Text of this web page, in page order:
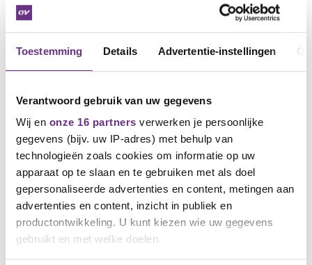
Toestemming Details Advertentie-instellingen
Verantwoord gebruik van uw gegevens
Wij en onze 16 partners verwerken je persoonlijke
gegevens (bijv. uw IP-adres) met behulp van
technologieën zoals cookies om informatie op uw
apparaat op te slaan en te gebruiken met als doel
gepersonaliseerde advertenties en content, metingen aan
advertenties en content, inzicht in publiek en
productontwikkeling. U kunt kiezen wie uw gegevens
gebruikt en met welke doelen.
Dank aan (nieuwe) leden en
kaderleden
Nogmaals bedank ik Roy Stevens en de kader-
onderhandelingen. Zonder leden is het moeilijk om
goede afspraken te maken. De afgelopen weken zijn
er enkele nieuwe leden die werken bij AZL
bijgekomen, ook hiervoor hartelijk dank! Immers:
een belangrijke taak van CNV Vakmensen is het
maken van afspraken over werk en inkomen namens
de leden. Met elk nieuw CNV-lid worden we sterker
en kunnen we meer druk uitoefenen op de
werkgever.
Heb je nog vragen?